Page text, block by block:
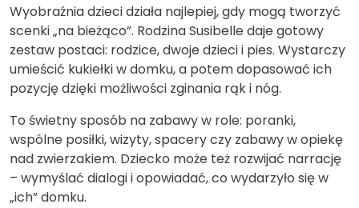
Wyobraźnia dzieci działa najlepiej, gdy mogą tworzyć
scenki „na bieżąco”. Rodzina Susibelle daje gotowy
zestaw postaci: rodzice, dwoje dzieci i pies. Wystarczy
umieścić kukiełki w domku, a potem dopasować ich
pozycję dzięki możliwości zginania rąk i nóg.
To świetny sposób na zabawy w role: poranki,
wspólne posiłki, wizyty, spacery czy zabawy w opiekę
nad zwierzakiem. Dziecko może też rozwijać narrację
– wymyślać dialogi i opowiadać, co wydarzyło się w
„ich” domku.